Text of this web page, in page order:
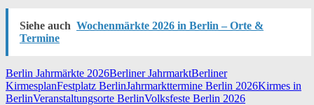
Siehe auch Wochenmärkte 2026 in Berlin – Orte &
Termine
Berlin Jahrmärkte 2026Berliner JahrmarktBerliner
KirmesplanFestplatz BerlinJahrmarkttermine Berlin 2026Kirmes in
BerlinVeranstaltungsorte BerlinVolksfeste Berlin 2026